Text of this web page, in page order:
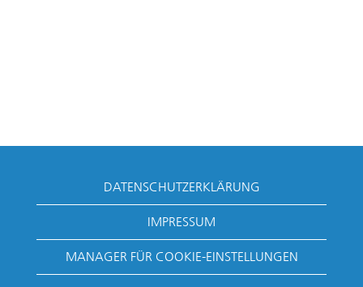
DATENSCHUTZERKLÄRUNG
IMPRESSUM
MANAGER FÜR COOKIE-EINSTELLUNGEN